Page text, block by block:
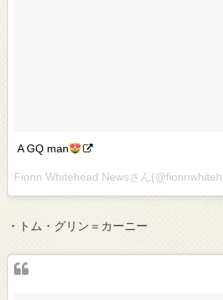
A GQ man
・トム・グリン＝カーニー